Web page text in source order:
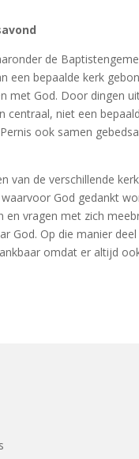
de
een bepaalde kerk
met God. Door dingen
centraal, niet een
ook samen
van de verschillende
God gedankt
en vragen met zich
God. Op die manier
omdat er altijd